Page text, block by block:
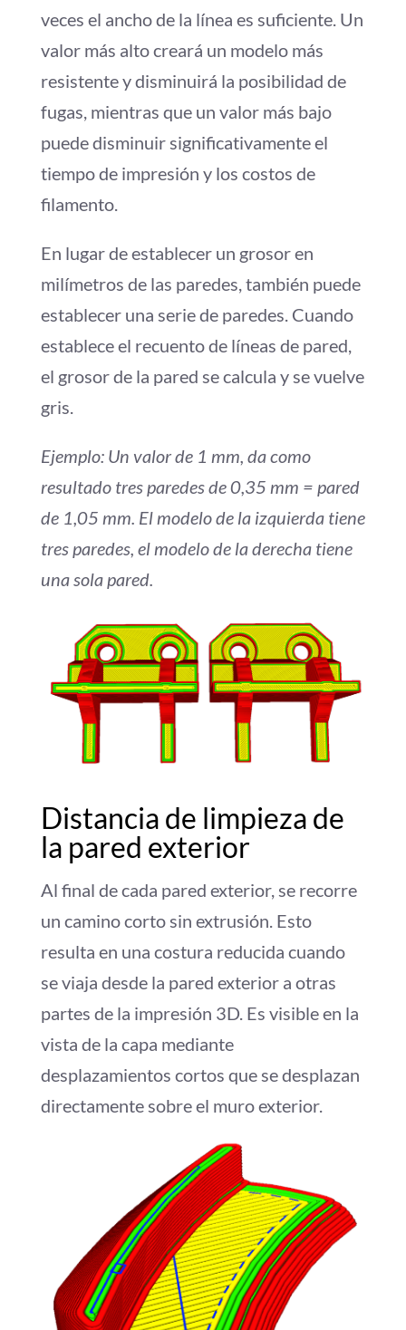
veces el ancho de la línea es suficiente. Un
valor más alto creará un modelo más
resistente y disminuirá la posibilidad de
fugas, mientras que un valor más bajo
puede disminuir significativamente el
tiempo de impresión y los costos de
filamento.
En lugar de establecer un grosor en
milímetros de las paredes, también puede
establecer una serie de paredes. Cuando
establece el recuento de líneas de pared,
el grosor de la pared se calcula y se vuelve
gris.
Ejemplo: Un valor de 1 mm, da como
resultado tres paredes de 0,35 mm = pared
de 1,05 mm. El modelo de la izquierda tiene
tres paredes, el modelo de la derecha tiene
una sola pared.
Distancia de limpieza de
la pared exterior
Al final de cada pared exterior, se recorre
un camino corto sin extrusión. Esto
resulta en una costura reducida cuando
se viaja desde la pared exterior a otras
partes de la impresión 3D. Es visible en la
vista de la capa mediante
desplazamientos cortos que se desplazan
directamente sobre el muro exterior.